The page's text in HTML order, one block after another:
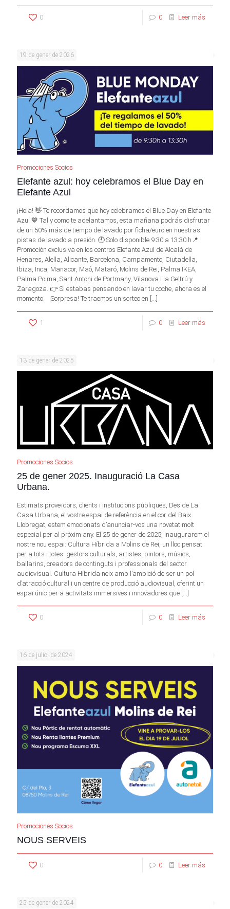
0 0 Leer más
19 de gener de 2026
Promociones Socios
Elefante azul: hoy celebramos el Blue Day en
Elefante Azul
¡Hola! 👋 Te recordamos que hoy celebramos el Blue Day en Elefante
Azul 💙 Tal y como te adelantamos, esta mañana podrás disfrutar
de un 50% más de tiempo de lavado por ficha/euro en nuestras
pistas de lavado a presión. 🕘 Solo disponible 9:30 a 13:30 h📍
Promoción exclusiva en los centros Elefante Azul de.Alcalá de
Henares, Alella, Alicante, Barcelona, Campamento, Ciutadella,
Ibiza, Inca, Manacor, Maó, Mataró, Molins de Rei, Palma IKEA,
Palma Poima, Sant Antoni de Portmany, Vilanova i la Geltrú y
Zaragoza. 👉 Si estabas pensando en lavar tu coche, ahora es el
momento. ¡Sorpresa! Te traemos un sorteo en […]
1 0 Leer más
13 de gener de 2025
Promociones Socios
25 de gener 2025. Inauguració La Casa
Urbana.
Estimats proveïdors, clients i institucions públiques, Des de La
Casa Urbana, el vostre espai de referència en el cor del Baix
Llobregat, estem emocionats d’anunciar-vos una novetat molt
especial per al pròxim any. El 25 de gener de 2025, inaugurarem el
nostre nou espai: Cultura Híbrida a Molins de Rei, un lloc pensat
per a tots i totes: gestors culturals, artistes, pintors, músics,
ballarins, creadors de continguts i professionals del sector
audiovisual. Cultura Híbrida neix amb l’ambició de ser un pol
d’atracció cultural i un centre de producció audiovisual, oferint un
espai únic per a activitats immersives i innovadores que […]
0 0 Leer más
16 de juliol de 2024
Promociones Socios
NOUS SERVEIS
0 0 Leer más
25 de gener de 2024